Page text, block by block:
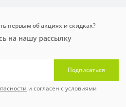
первым об акциях и скидках?
на нашу рассылку
Подписаться
и согласен с условиями